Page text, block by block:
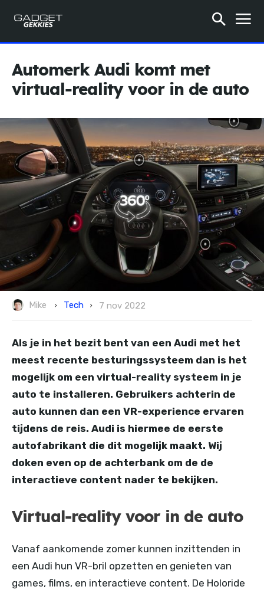
Automerk Audi komt met
virtual-reality voor in de auto
Mike Tech 7 nov 2022
Als je in het bezit bent van een Audi met het
meest recente besturingssysteem dan is het
mogelijk om een virtual-reality systeem in je
auto te installeren. Gebruikers achterin de
auto kunnen dan een VR-experience ervaren
tijdens de reis. Audi is hiermee de eerste
autofabrikant die dit mogelijk maakt. Wij
doken even op de achterbank om de de
interactieve content nader te bekijken.
Virtual-reality voor in de auto
Vanaf aankomende zomer kunnen inzittenden in
een Audi hun VR-bril opzetten en genieten van
games, films, en interactieve content. De Holoride